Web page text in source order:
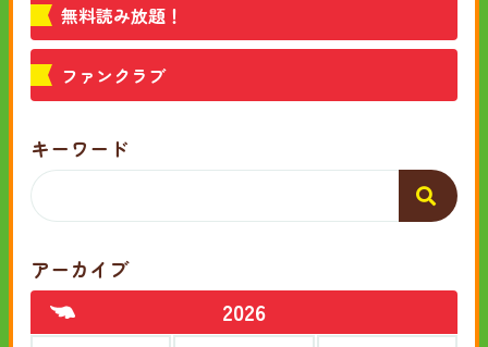
無料読み放題！
ファンクラブ
キーワード
アーカイブ
2026